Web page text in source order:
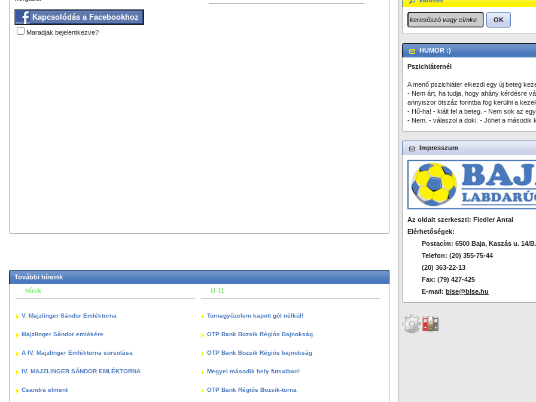
Kapcsolódás a Facebookhoz
Maradjak bejelentkezve?
További híreink
Hírek
V. Majzlinger Sándor Emléktorna
Majzlinger Sándor emlékére
A IV. Majzlinger Emléktorna sorsolása
IV. MAJZLINGER SÁNDOR EMLÉKTORNA
Csandra elment
U-11
Tornagyőzelem kapott gól nélkül!
OTP Bank Bozsik Régiós Bajnokság
OTP Bank Bozsik Régiós bajnokság
Megyei második hely futsalban!
OTP Bank Régiós Bozsik-torna
OK
HUMOR :)
Pszichiáternél
A menő pszichiáter elkezdi egy új beteg
- Nem árt, ha tudja, hogy ahány kérdésre
annyiszor ötszáz forintba fog kerülni a
- Hű-ha! - kiált fel a beteg. - Nem sok az
- Nem. - válaszol a doki. - Jöhet a második
Impresszum
Az oldalt szerkeszti: Fiedler Antal
Elérhetőségek:
Postacím: 6500 Baja, Kaszás u. 14/B.
Telefon: (20) 355-75-44
(20) 363-22-13
Fax: (79) 427-425
E-mail: blse@blse.hu